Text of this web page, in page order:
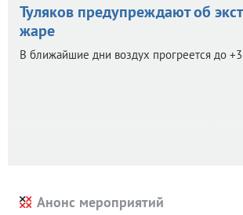
Туляков предупреждают об
жаре
В ближайшие дни воздух прогреется до
Анонс мероприятий